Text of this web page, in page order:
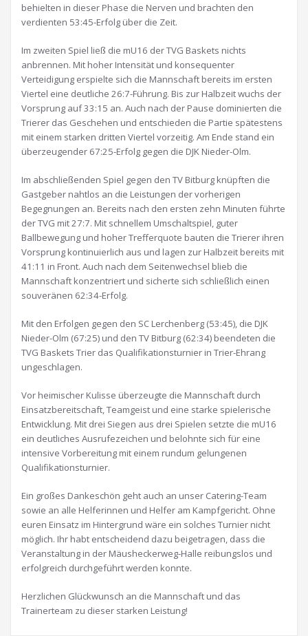
behielten in dieser Phase die Nerven und brachten den
verdienten 53:45-Erfolg über die Zeit.
Im zweiten Spiel ließ die mU16 der TVG Baskets nichts
anbrennen. Mit hoher Intensität und konsequenter
Verteidigung erspielte sich die Mannschaft bereits im ersten
Viertel eine deutliche 26:7-Führung. Bis zur Halbzeit wuchs der
Vorsprung auf 33:15 an. Auch nach der Pause dominierten die
Trierer das Geschehen und entschieden die Partie spätestens
mit einem starken dritten Viertel vorzeitig. Am Ende stand ein
überzeugender 67:25-Erfolg gegen die DJK Nieder-Olm.
Im abschließenden Spiel gegen den TV Bitburg knüpften die
Gastgeber nahtlos an die Leistungen der vorherigen
Begegnungen an. Bereits nach den ersten zehn Minuten führte
der TVG mit 27:7. Mit schnellem Umschaltspiel, guter
Ballbewegung und hoher Trefferquote bauten die Trierer ihren
Vorsprung kontinuierlich aus und lagen zur Halbzeit bereits mit
41:11 in Front. Auch nach dem Seitenwechsel blieb die
Mannschaft konzentriert und sicherte sich schließlich einen
souveränen 62:34-Erfolg.
Mit den Erfolgen gegen den SC Lerchenberg (53:45), die DJK
Nieder-Olm (67:25) und den TV Bitburg (62:34) beendeten die
TVG Baskets Trier das Qualifikationsturnier in Trier-Ehrang
ungeschlagen.
Vor heimischer Kulisse überzeugte die Mannschaft durch
Einsatzbereitschaft, Teamgeist und eine starke spielerische
Entwicklung. Mit drei Siegen aus drei Spielen setzte die mU16
ein deutliches Ausrufezeichen und belohnte sich für eine
intensive Vorbereitung mit einem rundum gelungenen
Qualifikationsturnier.
Ein großes Dankeschön geht auch an unser Catering-Team
sowie an alle Helferinnen und Helfer am Kampfgericht. Ohne
euren Einsatz im Hintergrund wäre ein solches Turnier nicht
möglich. Ihr habt entscheidend dazu beigetragen, dass die
Veranstaltung in der Mäusheckerweg-Halle reibungslos und
erfolgreich durchgeführt werden konnte.
Herzlichen Glückwunsch an die Mannschaft und das
Trainerteam zu dieser starken Leistung!